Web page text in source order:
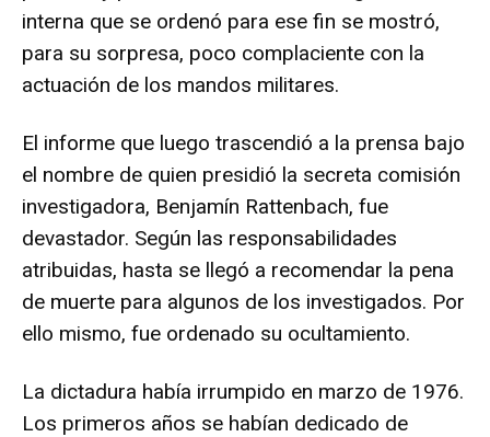
interna que se ordenó para ese fin se mostró,
para su sorpresa, poco complaciente con la
actuación de los mandos militares.
El informe que luego trascendió a la prensa bajo
el nombre de quien presidió la secreta comisión
investigadora, Benjamín Rattenbach, fue
devastador. Según las responsabilidades
atribuidas, hasta se llegó a recomendar la pena
de muerte para algunos de los investigados. Por
ello mismo, fue ordenado su ocultamiento.
La dictadura había irrumpido en marzo de 1976.
Los primeros años se habían dedicado de